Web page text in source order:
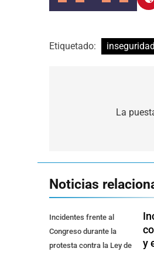
Etiquetado: inseguridad
La
Noticias
Incidentes frente al
Congreso durante la
protesta contra la Ley de
y